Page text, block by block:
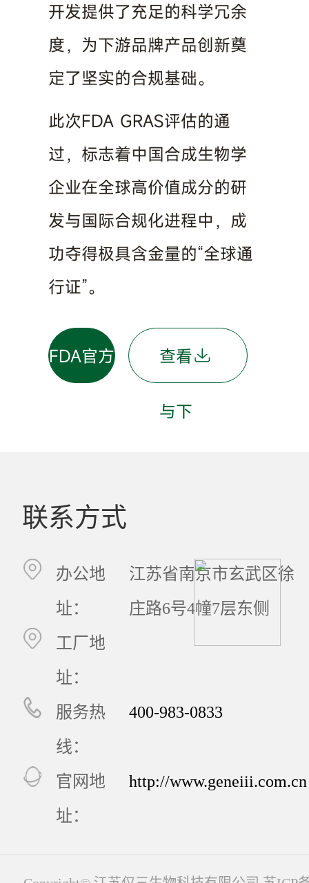
开发提供了充足的科学冗余
度，为下游品牌产品创新奠
定了坚实的合规基础。
此次FDA GRAS评估的通
过，标志着中国合成生物学
企业在全球高价值成分的研
发与国际合规化进程中，成
功夺得极具含金量的“全球通
行证”。
FDA官方 查看
与下
联系方式
办公地
址：
江苏省南京市玄武区徐
庄路6号4幢7层东侧
工厂地
址：
服务热
线：
400-983-0833
官网地
址：
http://www.geneiii.com.cn